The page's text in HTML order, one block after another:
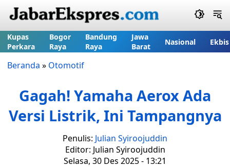
Kupas
Perkara
Bogor
Raya
Bandung
Raya
Jawa
Barat
Nasional Ekbis
Beranda » Otomotif
Gagah! Yamaha Aerox Ada
Versi Listrik, Ini Tampangnya
Penulis: Julian Syiroojuddin
Editor: Julian Syiroojuddin
Selasa, 30 Des 2025 - 13:21